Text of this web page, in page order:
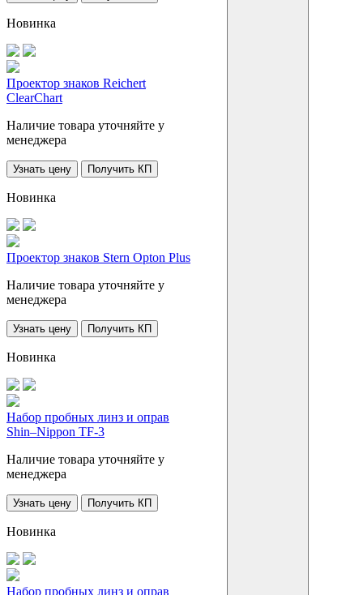
Новинка
Проектор знаков Reichert
ClearChart
Наличие товара уточняйте у
менеджера
Узнать цену Получить КП
Новинка
Проектор знаков Stern Opton Plus
Наличие товара уточняйте у
менеджера
Узнать цену Получить КП
Новинка
Набор пробных линз и оправ
Shin–Nippon TF-3
Наличие товара уточняйте у
менеджера
Узнать цену Получить КП
Новинка
Набор пробных линз и оправ